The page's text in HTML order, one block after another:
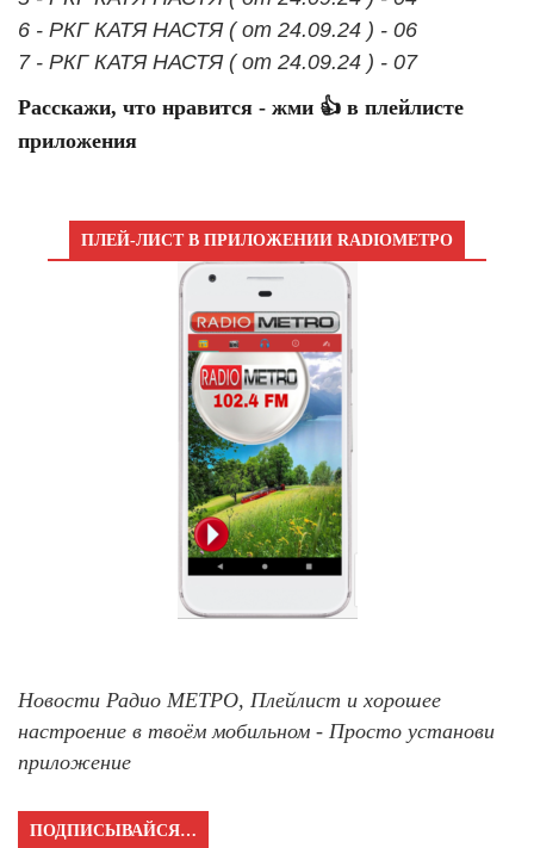
6 - РКГ КАТЯ НАСТЯ ( от 24.09.24 ) - 06
7 - РКГ КАТЯ НАСТЯ ( от 24.09.24 ) - 07
Расскажи, что нравится - жми 👍 в плейлисте
приложения
ПЛЕЙ-ЛИСТ В ПРИЛОЖЕНИИ RADIOМЕТРО
Новости Радио МЕТРО, Плейлист и хорошее
настроение в твоём мобильном - Просто установи
приложение
ПОДПИСЫВАЙСЯ…